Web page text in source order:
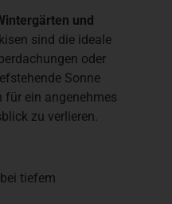
und
sind die ideale
oder
Sonne
für ein angenehmes
zu verlieren.
tiefem